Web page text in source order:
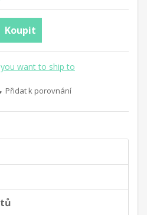
Koupit
want to ship to
Přidat k porovnání